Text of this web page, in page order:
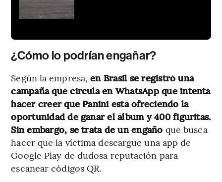
¿Cómo lo podrían engañar?
Según la empresa,en Brasil se registró una
campaña que circula en WhatsApp que intenta
hacer creer que Panini está ofreciendo la
oportunidad de ganar el álbum y 400 figuritas.
Sin embargo, se trata de un engaño que busca
hacer que la víctima descargue una app de
Google Play de dudosa reputación para
escanear códigos QR.